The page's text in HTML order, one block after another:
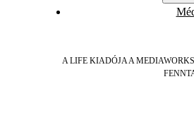
A LIFE KIADÓJA A